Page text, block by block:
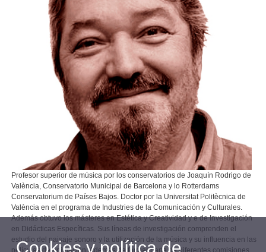
Profesor superior de música por los conservatorios de Joaquín Rodrigo de
València, Conservatorio Municipal de Barcelona y lo Rotterdams
Conservatorium de Países Bajos. Doctor por la Universitat Politècnica de
València en el programa de Industries de la Comunicación y Culturales.
Además obtuvo los másteres en Estética y Creatividad y e de Investigación
en Didácticas Específicas. Sus líneas de investigación comprenden el
estudio del paisaje sonoro y la utilización de la música y su influencia en las
Cookies y política de